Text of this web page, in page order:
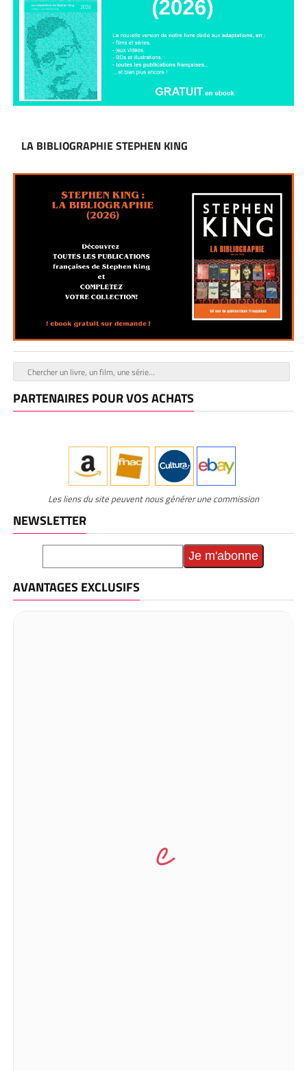
LA BIBLIOGRAPHIE STEPHEN KING
PARTENAIRES POUR VOS ACHATS
Les liens du site peuvent nous générer une commission
NEWSLETTER
AVANTAGES EXCLUSIFS